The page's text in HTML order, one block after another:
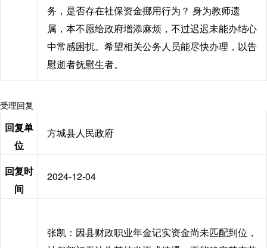
务，是否存在社保资金挪用行为？ 身为教师遗
属，本不愿给政府增添麻烦，不过迟迟未能办结心
中常感困扰。希望相关公务人员能尽快办理，以告
慰逝者抚慰生者。
受理回复
回复单
位
方城县人民政府
回复时
间
2024-12-04
张凯：因县财政职业年金记实资金尚未匹配到位，